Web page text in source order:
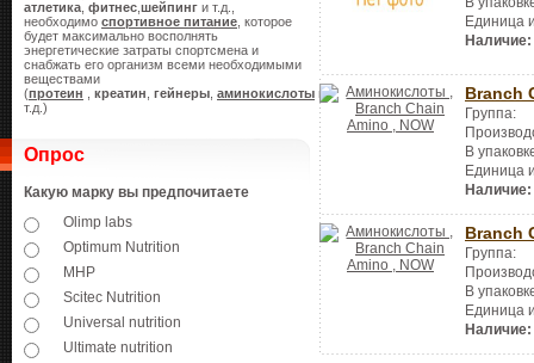
атлетика фитнес шейпинг и т.д.,
необходимо спортивное питание , которое
будет максимально восполнять
энергетические затраты спортсмена и
снабжать его организм всеми необходимыми
веществами
(протеин креатин гейнеры аминокислоты и
т.д.)
Опрос
Какую марку вы предпочитаете
Olimp labs
Optimum Nutrition
MHP
Scitec Nutrition
Universal nutrition
Ultimate nutrition
Единица
Наличие:
Branch
Группа:
В
Единица
Наличие:
Branch
Группа:
В
Единица
Наличие: